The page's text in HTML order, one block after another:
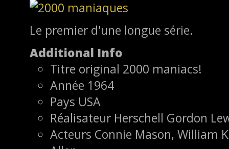
Le premier d'une longue série.
Additional Info
Titre original 2000 maniacs!
Année 1964
Pays USA
Réalisateur Herschell Gordon
Acteurs Connie Mason, William